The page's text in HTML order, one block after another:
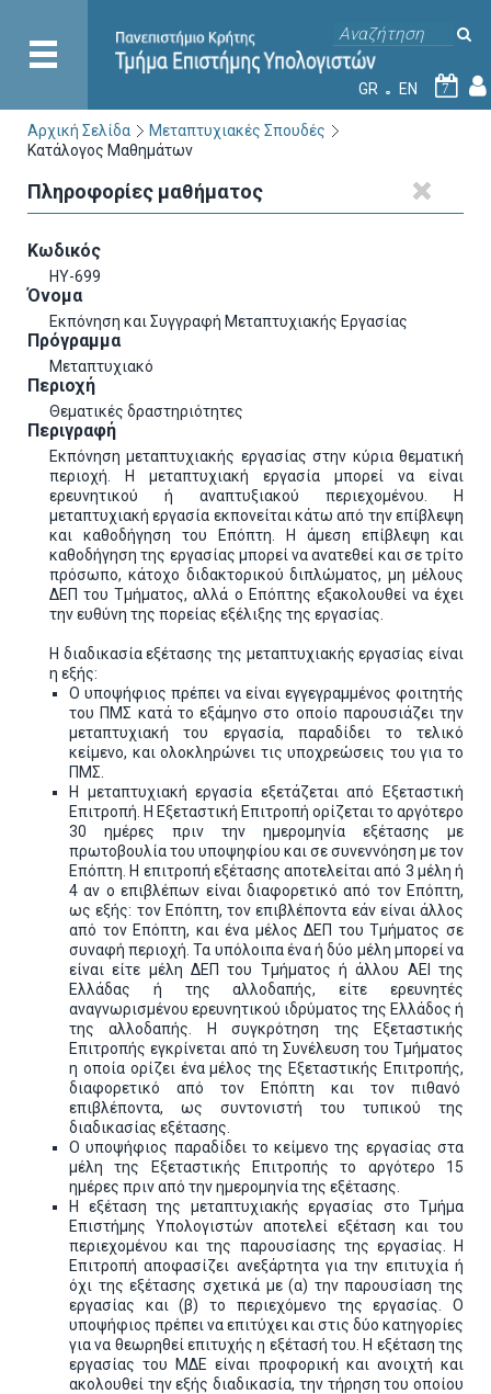
GR EN 7
Αρχική Σελίδα
Μεταπτυχιακές Σπουδές
Κατάλογος Μαθημάτων
Πληροφορίες μαθήματος
Κωδικός
ΗΥ-699
Όνομα
Εκπόνηση και Συγγραφή Μεταπτυχιακής Εργασίας
Πρόγραμμα
Μεταπτυχιακό
Περιοχή
Θεματικές δραστηριότητες
Περιγραφή
Εκπόνηση μεταπτυχιακής εργασίας στην κύρια θεματική
περιοχή. Η μεταπτυχιακή εργασία μπορεί να είναι
ερευνητικού ή αναπτυξιακού περιεχομένου. Η
μεταπτυχιακή εργασία εκπονείται κάτω από την επίβλεψη
και καθοδήγηση του Επόπτη. Η άμεση επίβλεψη και
καθοδήγηση της εργασίας μπορεί να ανατεθεί και σε τρίτο
πρόσωπο, κάτοχο διδακτορικού διπλώματος, μη μέλους
ΔΕΠ του Τμήματος, αλλά ο Επόπτης εξακολουθεί να έχει
την ευθύνη της πορείας εξέλιξης της εργασίας.
Η διαδικασία εξέτασης της μεταπτυχιακής εργασίας είναι
η εξής:
Ο υποψήφιος πρέπει να είναι εγγεγραμμένος φοιτητής
του ΠΜΣ κατά το εξάμηνο στο οποίο παρουσιάζει την
μεταπτυχιακή του εργασία, παραδίδει το τελικό
κείμενο, και ολοκληρώνει τις υποχρεώσεις του για το
ΠΜΣ.
Η μεταπτυχιακή εργασία εξετάζεται από Εξεταστική
Επιτροπή. Η Εξεταστική Επιτροπή ορίζεται το αργότερο
30 ημέρες πριν την ημερομηνία εξέτασης με
πρωτοβουλία του υποψηφίου και σε συνεννόηση με τον
Επόπτη. Η επιτροπή εξέτασης αποτελείται από 3 μέλη ή
4 αν ο επιβλέπων είναι διαφορετικό από τον Επόπτη,
ως εξής: τον Επόπτη, τον επιβλέποντα εάν είναι άλλος
από τον Επόπτη, και ένα μέλος ΔΕΠ του Τμήματος σε
συναφή περιοχή. Τα υπόλοιπα ένα ή δύο μέλη μπορεί να
είναι είτε μέλη ΔΕΠ του Τμήματος ή άλλου ΑΕΙ της
Ελλάδας ή της αλλοδαπής, είτε ερευνητές
αναγνωρισμένου ερευνητικού ιδρύματος της Ελλάδος ή
της αλλοδαπής. Η συγκρότηση της Εξεταστικής
Επιτροπής εγκρίνεται από τη Συνέλευση του Τμήματος
η οποία ορίζει ένα μέλος της Εξεταστικής Επιτροπής,
διαφορετικό από τον Επόπτη και τον πιθανό
επιβλέποντα, ως συντονιστή του τυπικού της
διαδικασίας εξέτασης.
Ο υποψήφιος παραδίδει το κείμενο της εργασίας στα
μέλη της Εξεταστικής Επιτροπής το αργότερο 15
ημέρες πριν από την ημερομηνία της εξέτασης.
Η εξέταση της μεταπτυχιακής εργασίας στο Τμήμα
Επιστήμης Υπολογιστών αποτελεί εξέταση και του
περιεχομένου και της παρουσίασης της εργασίας. Η
Επιτροπή αποφασίζει ανεξάρτητα για την επιτυχία ή
όχι της εξέτασης σχετικά με (α) την παρουσίαση της
εργασίας και (β) το περιεχόμενο της εργασίας. Ο
υποψήφιος πρέπει να επιτύχει και στις δύο κατηγορίες
για να θεωρηθεί επιτυχής η εξέτασή του. Η εξέταση της
εργασίας του ΜΔΕ είναι προφορική και ανοιχτή και
ακολουθεί την εξής διαδικασία, την τήρηση του οποίου